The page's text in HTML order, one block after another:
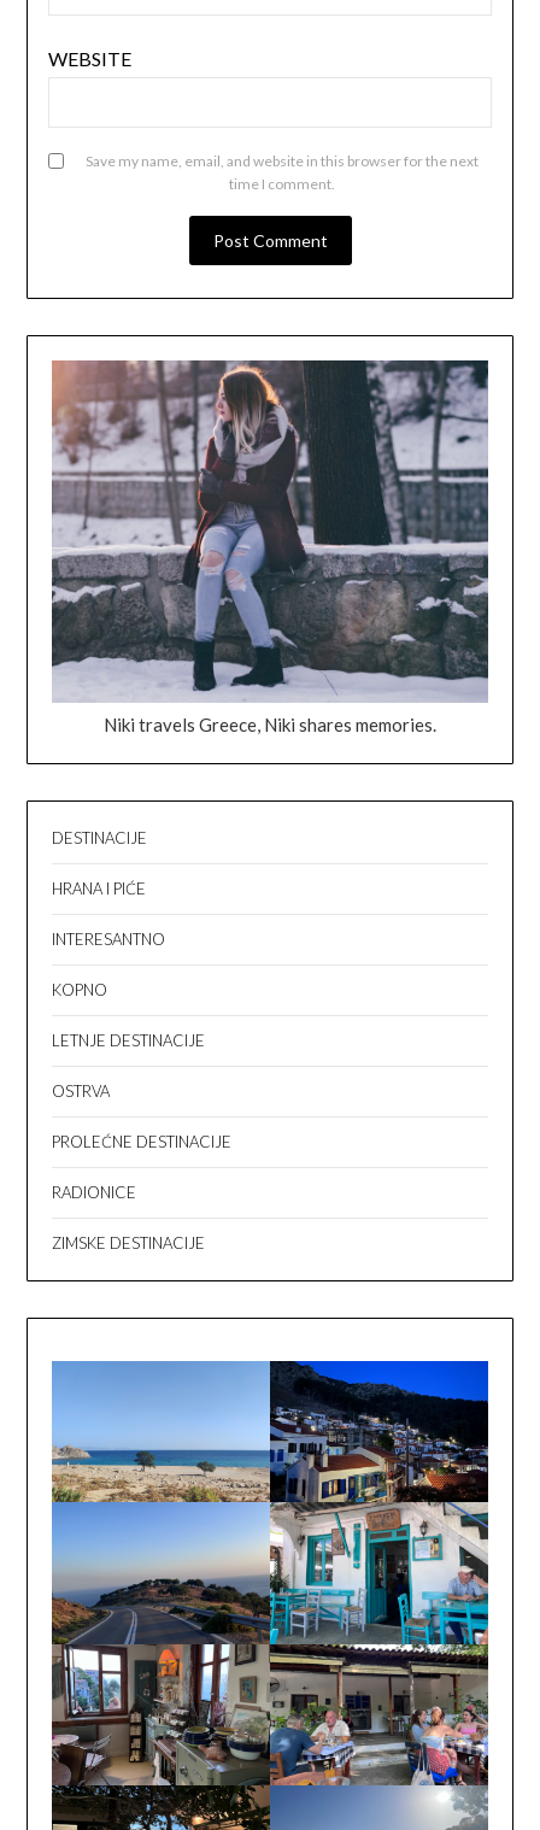
WEBSITE
Save my name, email, and website in this browser for the next
time I comment.
Niki travels Greece, Niki shares memories.
DESTINACIJE
HRANA I PIĆE
INTERESANTNO
KOPNO
LETNJE DESTINACIJE
OSTRVA
PROLEĆNE DESTINACIJE
RADIONICE
ZIMSKE DESTINACIJE